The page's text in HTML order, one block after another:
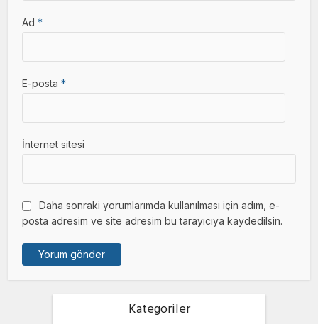
Ad*
E-posta*
İnternet sitesi
Daha sonraki yorumlarımda kullanılması için adım, e-
posta adresim ve site adresim bu tarayıcıya kaydedilsin.
Kategoriler